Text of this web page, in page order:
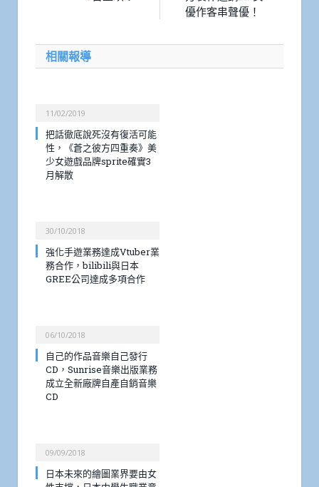
優作客串聲優！
相關報導
11/02/2019
把話徹底說死沒有復活可能
性，《蒼之彼方四重奏》美
少女遊戲品牌sprite確實3
月解散
30/10/2018
強化手遊業務達成Vtuber業
務合作，bilibili與日本
GREE公司達成多項合作
06/10/2018
自己的作品音樂自己發行
CD，Sunrise音樂出版業務
成立全新廠牌自產自銷音樂
CD
09/09/2018
日本未來的繪圖業界要由女